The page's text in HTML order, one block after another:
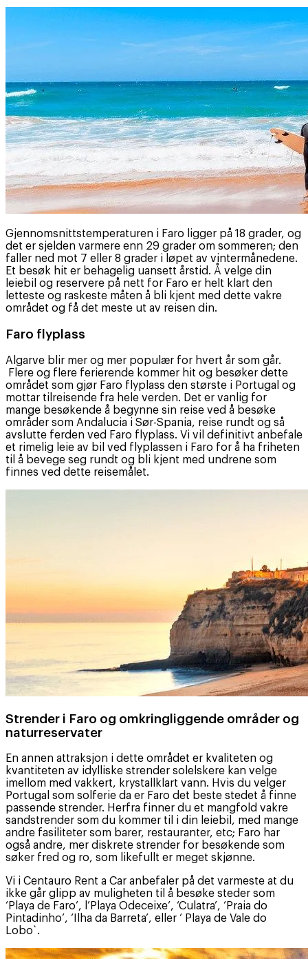
Gjennomsnittstemperaturen i Faro ligger på 18 grader, og
det er sjelden varmere enn 29 grader om sommeren; den
faller ned mot 7 eller 8 grader i løpet av vintermånedene.
Et besøk hit er behagelig uansett årstid. Å velge din
leiebil og reservere på nett for Faro er helt klart den
letteste og raskeste måten å bli kjent med dette vakre
området og få det meste ut av reisen din.
Faro flyplass
Algarve blir mer og mer populær for hvert år som går.
Flere og flere ferierende kommer hit og besøker dette
området som gjør Faro flyplass den største i Portugal og
mottar tilreisende fra hele verden. Det er vanlig for
mange besøkende å begynne sin reise ved å besøke
områder som Andalucia i Sør-Spania, reise rundt og så
avslutte ferden ved Faro flyplass. Vi vil definitivt anbefale
et rimelig leie av bil ved flyplassen i Faro for å ha friheten
til å bevege seg rundt og bli kjent med undrene som
finnes ved dette reisemålet.
Strender i Faro og omkringliggende områder og
naturreservater
En annen attraksjon i dette området er kvaliteten og
kvantiteten av idylliske strender solelskere kan velge
imellom med vakkert, krystallklart vann. Hvis du velger
Portugal som solferie da er Faro det beste stedet å finne
passende strender. Herfra finner du et mangfold vakre
sandstrender som du kommer til i din leiebil, med mange
andre fasiliteter som barer, restauranter, etc; Faro har
også andre, mer diskrete strender for besøkende som
søker fred og ro, som likefullt er meget skjønne.
Vi i Centauro Rent a Car anbefaler på det varmeste at du
ikke går glipp av muligheten til å besøke steder som
‘Playa de Faro’, l’Playa Odeceixe’, ‘Culatra’, ‘Praia do
Pintadinho’, ‘Ilha da Barreta’, eller ‘ Playa de Vale do
Lobo`.